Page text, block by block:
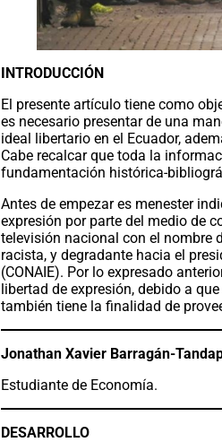
INTRODUCCIÓN
El presente artículo tiene como
es necesario presentar de una
ideal libertario en el Ecuador,
Cabe recalcar que toda la
fundamentación histórica-
Antes de empezar es menester
expresión por parte del medio de
televisión nacional con el nombre
racista, y degradante hacia el
(CONAIE). Por lo expresado
libertad de expresión, debido a
también tiene la finalidad de
Jonathan Xavier Barragán-
Estudiante de Economía.
DESARROLLO